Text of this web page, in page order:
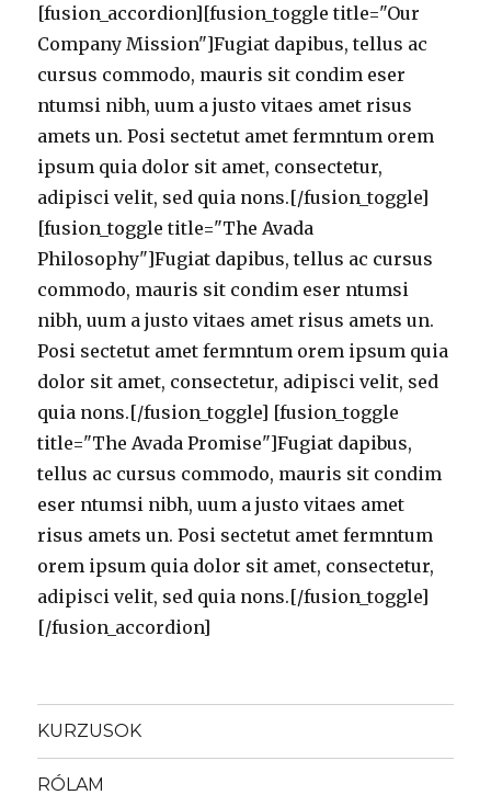
[fusion_accordion][fusion_toggle title="Our
Company Mission"]Fugiat dapibus, tellus ac
cursus commodo, mauris sit condim eser
ntumsi nibh, uum a justo vitaes amet risus
amets un. Posi sectetut amet fermntum orem
ipsum quia dolor sit amet, consectetur,
adipisci velit, sed quia nons.[/fusion_toggle]
[fusion_toggle title="The Avada
Philosophy"]Fugiat dapibus, tellus ac cursus
commodo, mauris sit condim eser ntumsi
nibh, uum a justo vitaes amet risus amets un.
Posi sectetut amet fermntum orem ipsum quia
dolor sit amet, consectetur, adipisci velit, sed
quia nons.[/fusion_toggle] [fusion_toggle
title="The Avada Promise"]Fugiat dapibus,
tellus ac cursus commodo, mauris sit condim
eser ntumsi nibh, uum a justo vitaes amet
risus amets un. Posi sectetut amet fermntum
orem ipsum quia dolor sit amet, consectetur,
adipisci velit, sed quia nons.[/fusion_toggle]
[/fusion_accordion]
KURZUSOK
RÓLAM